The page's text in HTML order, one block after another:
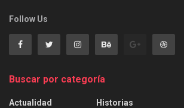
Follow Us
Buscar por categoría
Actualidad
Historias